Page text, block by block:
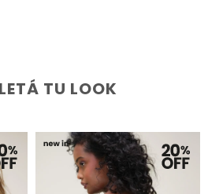
TU LOOK